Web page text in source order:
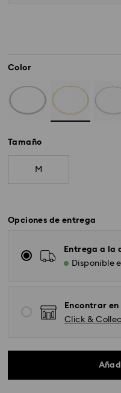
Color
Tamaño
M
Opciones de entrega
Entrega a la
Disponible
Encontrar
Click &
Envío Standard - GLS